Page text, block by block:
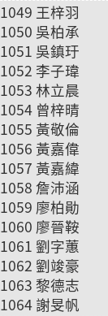
1049 王梓羽
1050 吳柏承
1051 吳鎮玗
1052 李子瑋
1053 林立晨
1054 曾梓晴
1055 黃敬倫
1056 黃嘉偉
1057 黃嘉緯
1058 詹沛涵
1059 廖柏勛
1060 廖晉鞍
1061 劉字蕙
1062 劉竣豪
1063 黎德志
1064 謝旻帆